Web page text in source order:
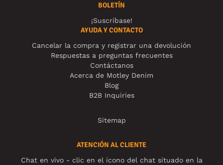
BOLETÍN
¡Suscríbase!
AYUDA Y CONTACTO
Cancelar la compra y registrar una devolución
Respuestas a preguntas frecuentes
Contáctanos
Acerca de Motley Denim
Blog
B2B Inquiries
Sitemap
ATENCIÓN AL CLIENTE
Chat en vivo - clic en el ícono del chat situado en la